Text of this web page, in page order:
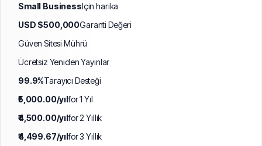
Small BusinessIçin harika
USD $500,000Garanti Değeri
Güven Sitesi Mührü
Ücretsiz Yeniden Yayınlar
99.9%Tarayıcı Desteği
₹5,000.00/yılfor 1 Yıl
₹4,500.00/yılfor 2 Yıllık
₹4,499.67/yılfor 3 Yıllık